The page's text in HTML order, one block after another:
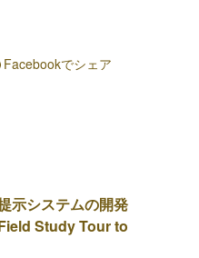
Facebookでシェア
示システムの開発
Study Tour to